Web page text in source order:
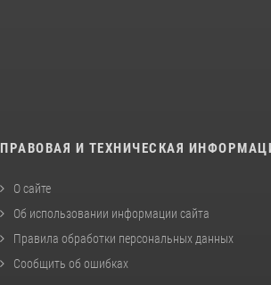
ПРАВОВАЯ И ТЕХНИЧЕСКАЯ
О сайте
Об использовании информации сайта
Правила обработки персональных данных
Сообщить об ошибках